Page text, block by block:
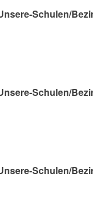
Schulen/
Schulen/
Schulen/